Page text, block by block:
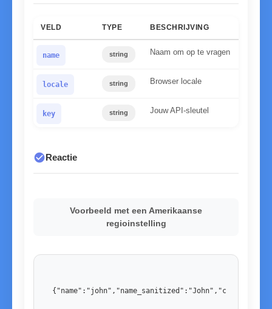
VELD TYPE BESCHRIJVING
name string Naam om op te vragen
locale string Browser locale
key string Jouw API-sleutel
check_circleReactie
Voorbeeld met een Amerikaanse
regioinstelling